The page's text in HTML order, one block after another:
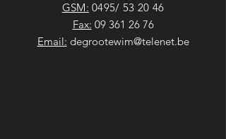
GSM: 0495/ 53 20 46
Fax: 09 361 26 76
Email: degrootewim@telenet.be